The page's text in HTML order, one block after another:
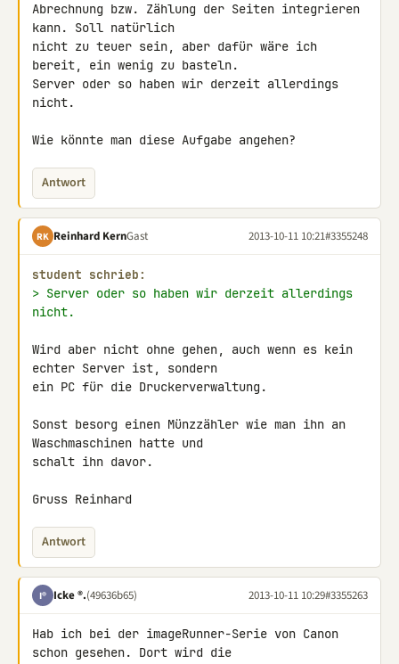
Abrechnung bzw. Zählung der Seiten integrieren
kann. Soll natürlich
nicht zu teuer sein, aber dafür wäre ich
bereit, ein wenig zu basteln.
Server oder so haben wir derzeit allerdings
nicht.
Wie könnte man diese Aufgabe angehen?
Antwort
RK Reinhard KernGast 2013-10-11 10:21#3355248
student schrieb:
> Server oder so haben wir derzeit allerdings
nicht.
Wird aber nicht ohne gehen, auch wenn es kein
echter Server ist, sondern
ein PC für die Druckerverwaltung.
Sonst besorg einen Münzzähler wie man ihn an
Waschmaschinen hatte und
schalt ihn davor.
Gruss Reinhard
Antwort
I® Icke ®.(49636b65) 2013-10-11 10:29#3355263
Hab ich bei der imageRunner-Serie von Canon
schon gesehen. Dort wird die